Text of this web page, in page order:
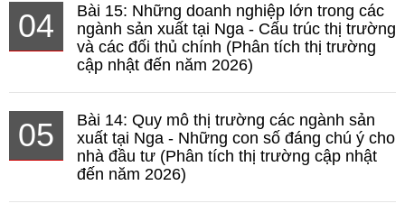
04
Bài 15: Những doanh nghiệp lớn trong các
ngành sản xuất tại Nga - Cấu trúc thị trường
và các đối thủ chính (Phân tích thị trường
cập nhật đến năm 2026)
05
Bài 14: Quy mô thị trường các ngành sản
xuất tại Nga - Những con số đáng chú ý cho
nhà đầu tư (Phân tích thị trường cập nhật
đến năm 2026)